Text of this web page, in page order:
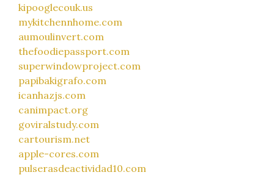
kipooglecouk.us
mykitchennhome.com
aumoulinvert.com
thefoodiepassport.com
superwindowproject.com
papibakigrafo.com
icanhazjs.com
canimpact.org
goviralstudy.com
cartourism.net
apple-cores.com
pulserasdeactividad10.com